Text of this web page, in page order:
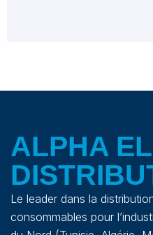
ALPHA
Le leader dans la
consommables pour